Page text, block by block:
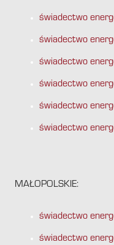
świadectwo
świadectwo
świadectwo
świadectwo
świadectwo
świadectwo
MAŁOPOLSKIE:
świadectwo
świadectwo